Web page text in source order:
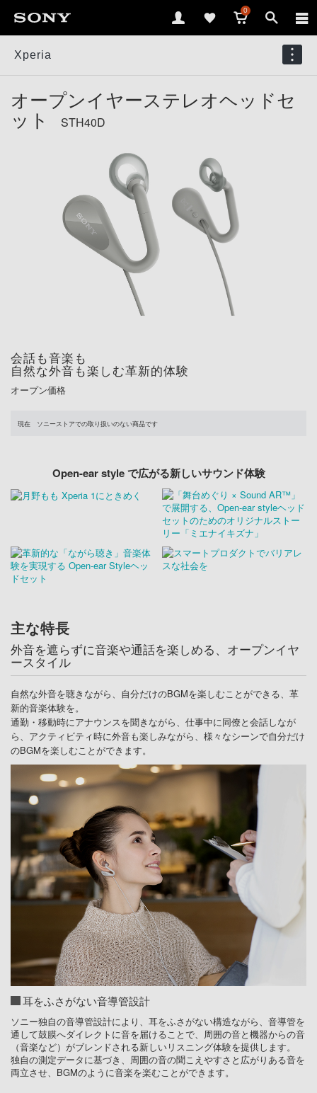
0
Xperia
オープンイヤーステレオヘッドセ
ット STH40D
会話も音楽も
自然な外音も楽しむ革新的体験
オープン価格
現在 ソニーストアでの取り扱いのない商品です
Open-ear style で広がる新しいサウンド体験
主な特長
外音を遮らずに音楽や通話を楽しめる、オープンイヤ
ースタイル
自然な外音を聴きながら、自分だけのBGMを楽しむことができる、革
新的音楽体験を。
通勤・移動時にアナウンスを聞きながら、仕事中に同僚と会話しなが
ら、アクティビティ時に外音も楽しみながら、様々なシーンで自分だけ
のBGMを楽しむことができます。
耳をふさがない音導管設計
ソニー独自の音導管設計により、耳をふさがない構造ながら、音導管を
通して鼓膜へダイレクトに音を届けることで、周囲の音と機器からの音
（音楽など）がブレンドされる新しいリスニング体験を提供します。
独自の測定データに基づき、周囲の音の聞こえやすさと広がりある音を
両立させ、BGMのように音楽を楽むことができます。